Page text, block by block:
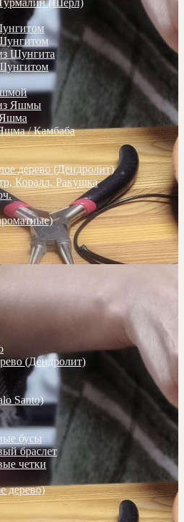
(Шерл)
Шунгита
Яшмы
/ Камбаба
дерево (Дендролит)
Коралл, Ракушка
(Дендролит)
Santo)
бусы
браслет
четки
дерево)